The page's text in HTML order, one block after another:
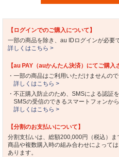
【ログインでのご購入について】
一部の商品を除き、au IDログインが必要
詳しくはこちら >
【au PAY（auかんたん決済）にてご購入
・一部の商品はご利用いただけませんの
詳しくはこちら >
・不正購入防止のため、SMSによる認証
SMSの受信のできるスマートフォンか
詳しくはこちら >
【分割のお支払いについて】
分割支払いは、総額200,000円（税込）ま
商品や複数購入時の組み合わせによって
あります。